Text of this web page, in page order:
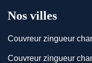
Nos villes
Couvreur zingueur
Couvreur zingueur